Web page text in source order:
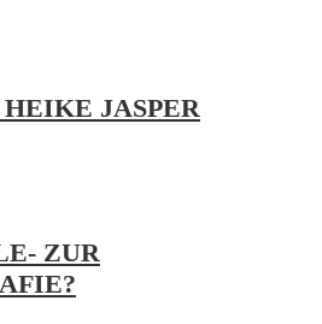
JASPER
ZUR